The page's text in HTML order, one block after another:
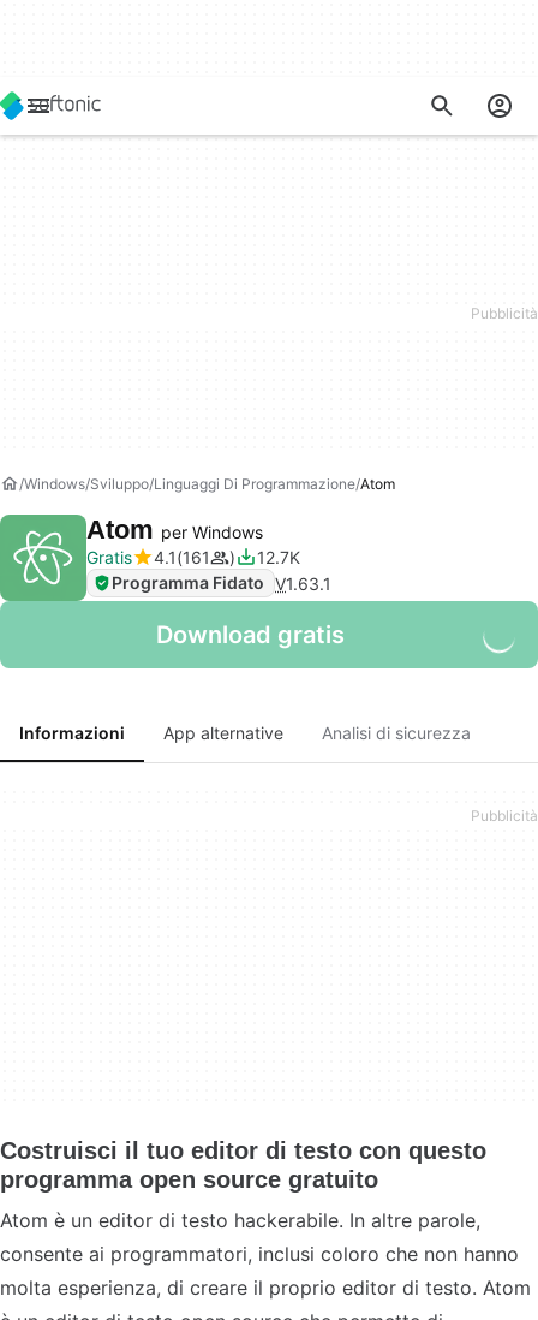
Windows Sviluppo Linguaggi Di Programmazione Atom
Atom per Windows
Gratis
4.1 161
12.7K
Programma Fidato V1.63.1
Download gratis
Informazioni App alternative Analisi di sicurezza
Costruisci il tuo editor di testo con questo
programma open source gratuito
Atom è un editor di testo hackerabile. In altre parole,
consente ai programmatori, inclusi coloro che non hanno
molta esperienza, di creare il proprio editor di testo. Atom